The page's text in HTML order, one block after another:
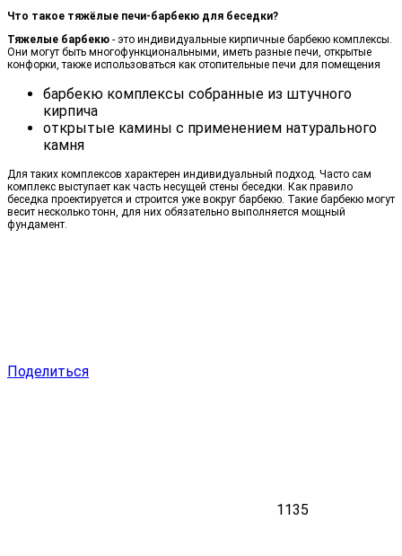
Что такое тяжёлые печи-барбекю для беседки?
Тяжелые барбекю - это индивидуальные кирпичные барбекю комплексы.
Они могут быть многофункциональными, иметь разные печи, открытые
конфорки, также использоваться как отопительные печи для помещения
барбекю комплексы собранные из штучного
кирпича
открытые камины с применением натурального
камня
Для таких комплексов характерен индивидуальный подход. Часто сам
комплекс выступает как часть несущей стены беседки. Как правило
беседка проектируется и строится уже вокруг барбекю. Такие барбекю могут
весит несколько тонн, для них обязательно выполняется мощный
фундамент.
Поделиться
1135